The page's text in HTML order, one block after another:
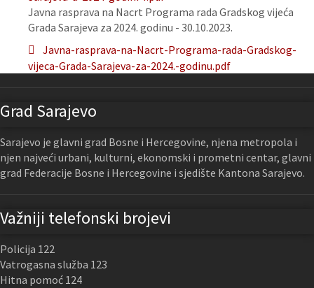
Javna rasprava na Nacrt Programa rada Gradskog vijeća
Grada Sarajeva za 2024. godinu - 30.10.2023.
Javna-rasprava-na-Nacrt-Programa-rada-Gradskog-
vijeca-Grada-Sarajeva-za-2024.-godinu.pdf
Grad Sarajevo
Sarajevo je glavni grad Bosne i Hercegovine, njena metropola i
njen najveći urbani, kulturni, ekonomski i prometni centar, glavni
grad Federacije Bosne i Hercegovine i sjedište Kantona Sarajevo.
Važniji telefonski brojevi
Policija 122
Vatrogasna služba 123
Hitna pomoć 124